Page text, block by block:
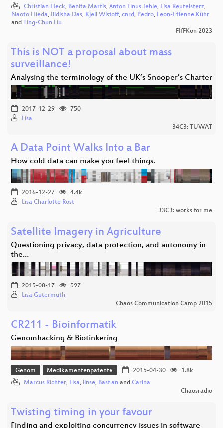
Christian Heck, Benita Martis, Anton Linus Jehle, Lisa Reutelsterz,
Naoto Hieda, Bidisha Das, Kjell Wistoff, cnrd, Pedro, Leon-Etienne Kühr
and Ting-Chun Liu
FIfFKon 2023
This is NOT a proposal about mass
surveillance!
Analysing the terminology of the UK’s Snooper’s Charter
2017-12-29
750
Lisa
34C3: TUWAT
A Data Point Walks Into a Bar
How cold data can make you feel things.
2016-12-27
4.4k
Lisa Charlotte Rost
33C3: works for me
Satellite Imagery in Agriculture
Questioning privacy, data protection, and autonomy in
the…
2015-08-17
597
Lisa Gutermuth
Chaos Communication Camp 2015
CR211 - Bioinformatik
Genomhacking & Biotinkering
Genom Medikamentenpatente 2015-04-30
1.8k
Marcus Richter, Lisa, linse, Bastian and Carina
Chaosradio
Twisting timing in your favour
Finding and exploiting concurrency issues in software